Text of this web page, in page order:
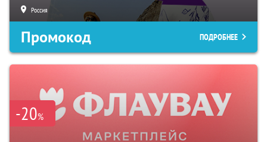
Россия
Промокод ПОДРОБНЕЕ
-20%